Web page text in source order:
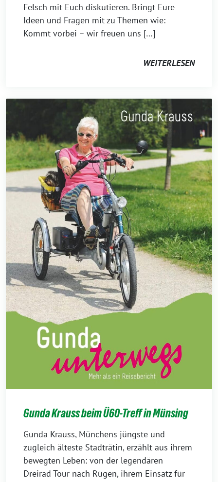
Felsch mit Euch diskutieren. Bringt Eure
Ideen und Fragen mit zu Themen wie:
Kommt vorbei – wir freuen uns […]
WEITERLESEN
Gunda Krauss beim Ü60-Treff in Münsing
Gunda Krauss, Münchens jüngste und
zugleich älteste Stadträtin, erzählt aus ihrem
bewegten Leben: von der legendären
Dreirad-Tour nach Rügen, ihrem Einsatz für